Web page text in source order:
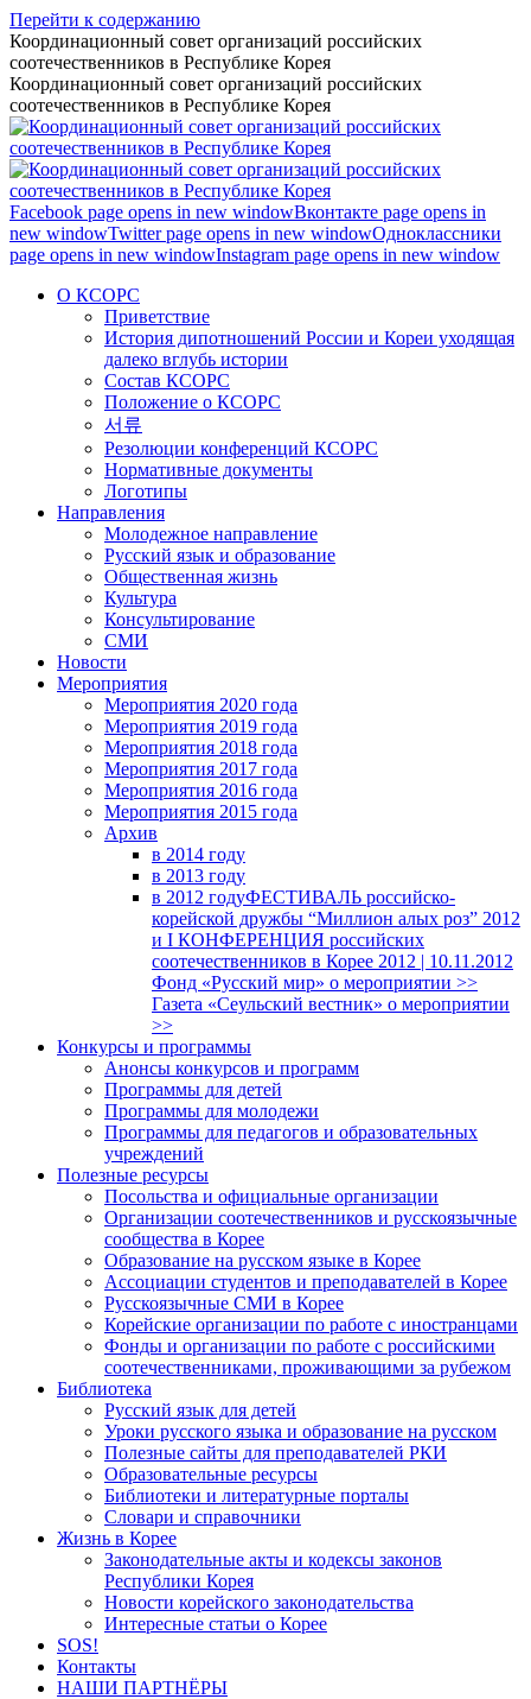
Перейти к содержанию
Координационный совет организаций российских
соотечественников в Республике Корея
Координационный совет организаций российских
соотечественников в Республике Корея
Facebook page opens in new windowВконтакте page opens in
new windowTwitter page opens in new windowОдноклассники
page opens in new windowInstagram page opens in new window
О КСОРС
Приветствие
История дипотношений России и Кореи уходящая
далеко вглубь истории
Состав КСОРС
Положение о КСОРС
서류
Резолюции конференций КСОРС
Нормативные документы
Логотипы
Направления
Молодежное направление
Русский язык и образование
Общественная жизнь
Культура
Консультирование
СМИ
Новости
Мероприятия
Мероприятия 2020 года
Мероприятия 2019 года
Мероприятия 2018 годa
Мероприятия 2017 года
Мероприятия 2016 года
Мероприятия 2015 года
Архив
в 2014 году
в 2013 году
в 2012 годуФЕСТИВАЛЬ российско-
корейской дружбы “Миллион алых роз” 2012
и I КОНФЕРЕНЦИЯ российских
соотечественников в Корее 2012 | 10.11.2012
Фонд «Русский мир» о мероприятии >>
Газета «Сеульский вестник» о мероприятии
>>
Конкурсы и программы
Анонсы конкурсов и программ
Программы для детей
Программы для молодежи
Программы для педагогов и образовательных
учреждений
Полезные ресурсы
Посольства и официальные организации
Организации соотечественников и русскоязычные
сообщества в Корее
Образование на русском языке в Корее
Ассоциации студентов и преподавателей в Корее
Русскоязычные СМИ в Корее
Корейские организации по работе с иностранцами
Фонды и организации по работе с российскими
соотечественниками, проживающими за рубежом
Библиотека
Русский язык для детей
Уроки русского языка и образование на русском
Полезные сайты для преподавателей РКИ
Образовательные ресурсы
Библиотеки и литературные порталы
Словари и справочники
Жизнь в Корее
Законодательные акты и кодексы законов
Республики Корея
Новости корейского законодательства
Интересные статьи о Корее
SOS!
Контакты
НАШИ ПАРТНЁРЫ